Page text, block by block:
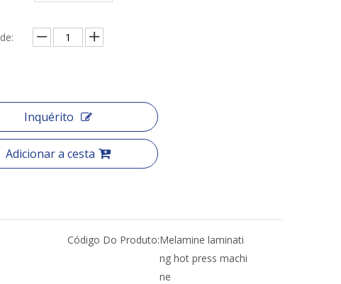
Inquérito
Adicionar a cesta
Código Do Produto:Melamine laminati
ng hot press machi
ne